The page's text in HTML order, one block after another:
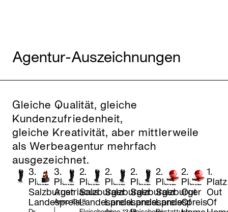
Agentur-Auszeichnungen
Gleiche Qualität, gleiche
Kundenzufriedenheit,
gleiche Kreativität, aber mittlerweile
als Werbeagentur mehrfach
ausgezeichnet.
3.
Platz
Salzburger
Landespreis
3.
Platz
Austriacus
Anno 1348
2.
Platz
Salzburger
Landespreis
2.
Platz
Salzburger
Landespreis
2.
Platz
Salzburger
Landespreis
2.
Platz
Salzburger
Landespreis
2.
Platz
Out
Of
1.
Platz
Out
Of